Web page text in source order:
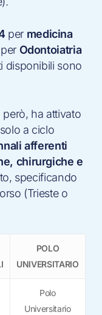
per medicina
Odontoiatria
disponibili sono
ha attivato
a ciclo
afferenti
chirurgiche e
specificando
(Trieste o
POLO
UNIVERSITARIO
Polo
Universitario